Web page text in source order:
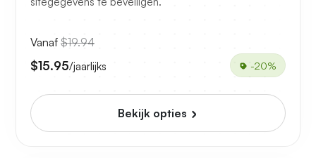
Vanaf $19.94
$15.95/jaarlijks -20%
Bekijk opties